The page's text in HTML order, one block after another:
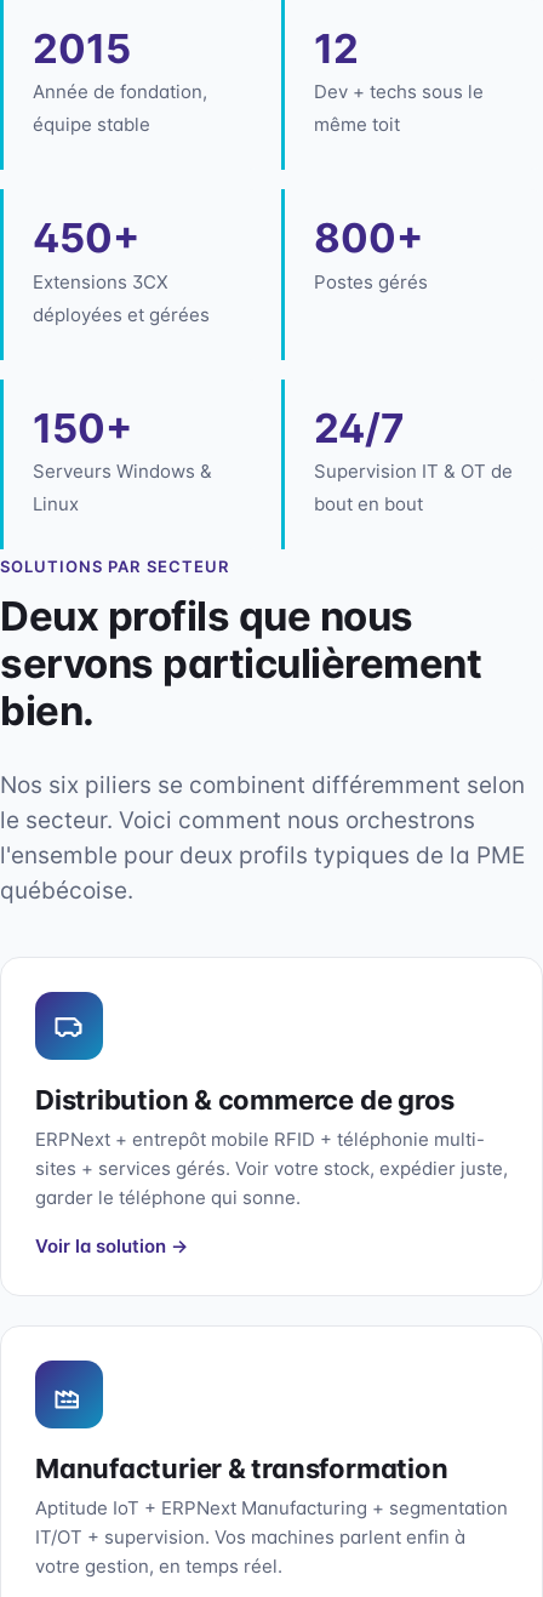
2015
Année de fondation,
équipe stable
12
Dev + techs sous le
même toit
450+
Extensions 3CX
déployées et gérées
800+
Postes gérés
150+
Serveurs Windows &
Linux
24/7
Supervision IT & OT de
bout en bout
SOLUTIONS PAR SECTEUR
Deux profils que nous
servons particulièrement
bien.
Nos six piliers se combinent différemment selon
le secteur. Voici comment nous orchestrons
l'ensemble pour deux profils typiques de la PME
québécoise.
Distribution & commerce de gros
ERPNext + entrepôt mobile RFID + téléphonie multi-
sites + services gérés. Voir votre stock, expédier juste,
garder le téléphone qui sonne.
Voir la solution →
Manufacturier & transformation
Aptitude IoT + ERPNext Manufacturing + segmentation
IT/OT + supervision. Vos machines parlent enfin à
votre gestion, en temps réel.